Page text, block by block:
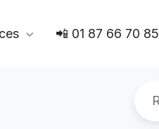
📲 01 87 66 70 85